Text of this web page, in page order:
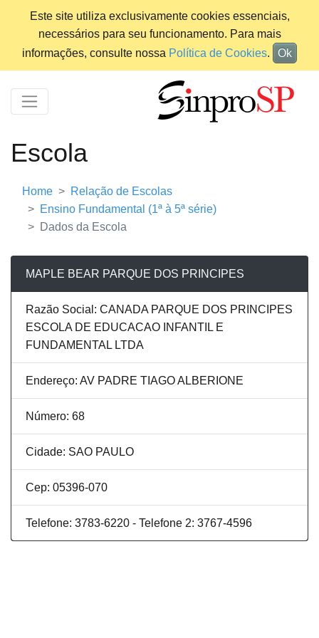
Este site utiliza exclusivamente cookies essenciais,
necessários para seu funcionamento. Para mais
informações, consulte nossa Política de Cookies. Ok
Escola
Home
Relação de Escolas
Ensino Fundamental (1ª à 5ª série)
Dados da Escola
MAPLE BEAR PARQUE DOS PRINCIPES
Razão Social: CANADA PARQUE DOS PRINCIPES
ESCOLA DE EDUCACAO INFANTIL E
FUNDAMENTAL LTDA
Endereço: AV PADRE TIAGO ALBERIONE
Número: 68
Cidade: SAO PAULO
Cep: 05396-070
Telefone: 3783-6220 - Telefone 2: 3767-4596